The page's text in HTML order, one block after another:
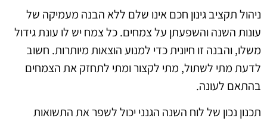
ניהול תקציב גינון חכם אינו שלם ללא הבנה מעמיקה של
עונות השנה והשפעתן על צמחים. כל צמח יש לו עונת גידול
משלו, והבנה זו חיונית כדי למנוע הוצאות מיותרות. חשוב
לדעת מתי לשתול, מתי לקצור ומתי לתחזק את הצמחים
בהתאם לעונה.
תכנון נכון של לוח השנה הגנני יכול לשפר את התשואות